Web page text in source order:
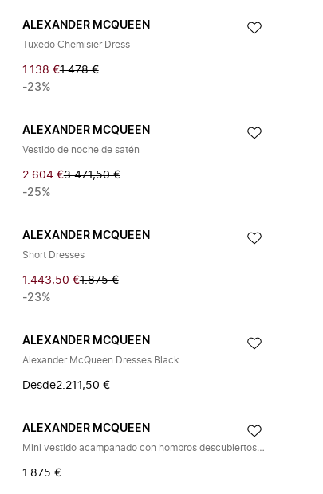
ALEXANDER MCQUEEN
Tuxedo Chemisier Dress
1.138 €1.478 €
-23%
ALEXANDER MCQUEEN
Vestido de noche de satén
2.604 €3.471,50 €
-25%
ALEXANDER MCQUEEN
Short Dresses
1.443,50 €1.875 €
-23%
ALEXANDER MCQUEEN
Alexander McQueen Dresses Black
Desde2.211,50 €
ALEXANDER MCQUEEN
Mini vestido acampanado con hombros descubiertos y aberturas
1.875 €